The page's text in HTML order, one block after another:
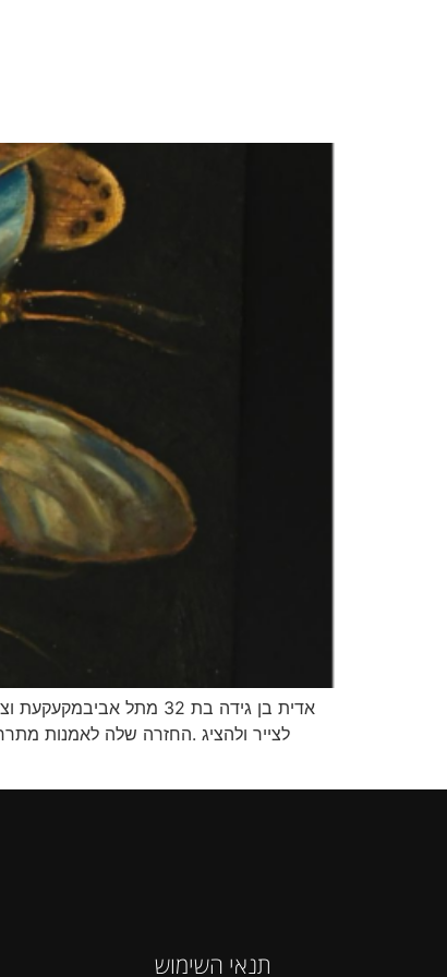
אדית בן גידה בת 32
לצייר ולהציג .החזרה שלה לאמנות
תנאי השימוש